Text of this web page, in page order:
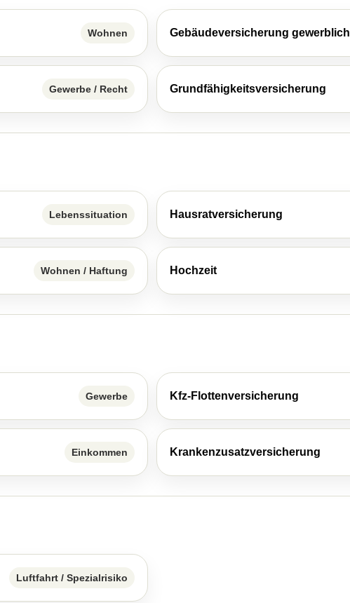
Wohnen Gebäudeversicherung gewerblich
Gewerbe / Recht Grundfähigkeitsversicherung
Lebenssituation Haus­rat­ver­si­che­rung
Wohnen / Haftung Hochzeit
Gewerbe Kfz-Flottenversicherung
Einkommen Kranken­zusatz­ver­si­che­rung
Luftfahrt / Spezialrisiko